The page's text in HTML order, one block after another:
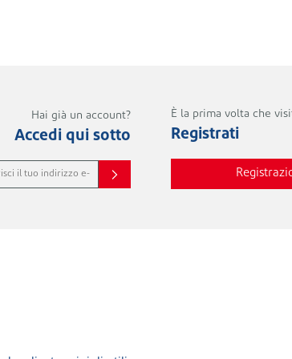
Hai già un account?
Accedi qui sotto
È la prima volta che
Registrati